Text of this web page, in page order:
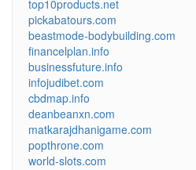
top10products.net
pickabatours.com
beastmode-bodybuilding.com
financelplan.info
businessfuture.info
infojudibet.com
cbdmap.info
deanbeanxn.com
matkarajdhanigame.com
popthrone.com
world-slots.com